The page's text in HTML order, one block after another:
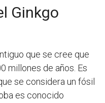
Ginkgo
que se cree que
millones de años. Es
se considera un fósil
es conocido